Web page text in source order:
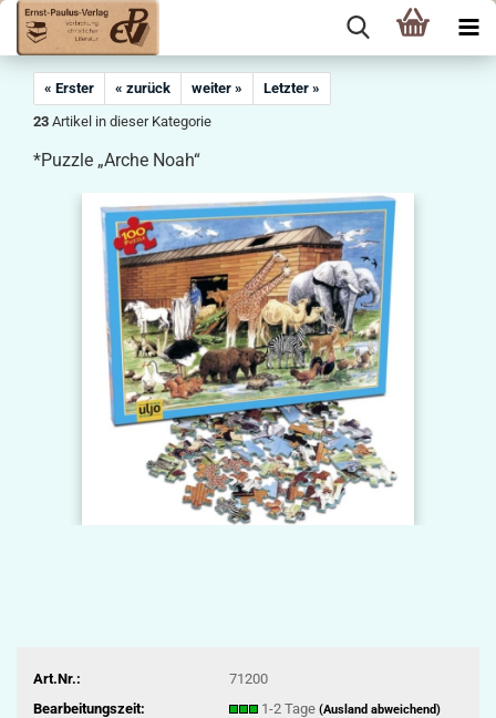
« Erster « zurück weiter »
Letzter »
23 Artikel in dieser Kategorie
*Puzzle „Arche Noah“
Art.Nr.:
71200
Bearbeitungszeit:
1-2 Tage (Ausland abweichend)